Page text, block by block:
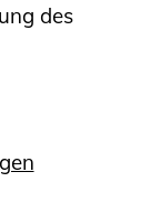
des